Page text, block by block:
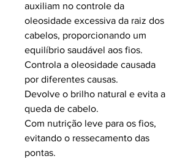
auxiliam no controle da
oleosidade excessiva da raiz dos
cabelos, proporcionando um
equilíbrio saudável aos fios.
Controla a oleosidade causada
por diferentes causas.
Devolve o brilho natural e evita a
queda de cabelo.
Com nutrição leve para os fios,
evitando o ressecamento das
pontas.